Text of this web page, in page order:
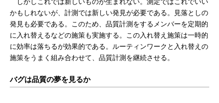
かもしれないが、計測では新しい発見が必要である。見落としの
発見も必要である。このため、品質計測をするメンバーを定期的
に入れ替えるなどの施策も実施する。この入れ替え施策は一時的
に効率は落ちるが効果的である。ルーティンワークと入れ替えの
施策をうまく組み合わせて、品質計測を継続させる。
バグは品質の夢を見るか